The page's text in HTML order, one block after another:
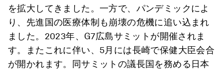
を拡大してきました。一方で、パンデミックによ
り、先進国の医療体制も崩壊の危機に追い込まれ
ました。2023年、G7広島サミットが開催されま
す。またこれに伴い、5月には長崎で保健大臣会合
が開かれます。同サミットの議長国を務める日本